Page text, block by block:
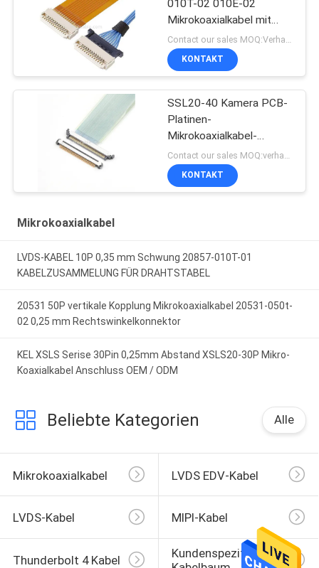
010T-02 010E-02
Mikrokoaxialkabel mit
Stecker
Contact our sales MOQ:Verhandelbar
KONTAKT
SSL20-40 Kamera PCB-
Platinen-
Mikrokoaxialkabel-
Steckverbinder
KONTAKT
Mikrokoaxialkabel
LVDS-KABEL 10P 0,35 mm Schwung 20857-010T-01
KABELZUSAMMELUNG FÜR DRAHTSTABEL
20531 50P vertikale Kopplung Mikrokoaxialkabel 20531-050t-
02 0,25 mm Rechtswinkelkonnektor
KEL XSLS Serise 30Pin 0,25mm Abstand XSLS20-30P Mikro-
Koaxialkabel Anschluss OEM / ODM
Beliebte Kategorien Alle
Mikrokoaxialkabel LVDS EDV-Kabel
LVDS-Kabel MIPI-Kabel
Thunderbolt 4 Kabel
Kundenspezifischer